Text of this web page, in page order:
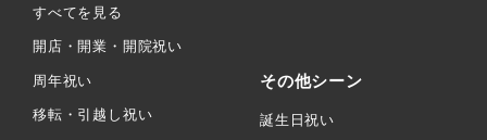
すべてを見る
開店・開業・開院祝い
周年祝い
移転・引越し祝い
その他シーン
誕生日祝い